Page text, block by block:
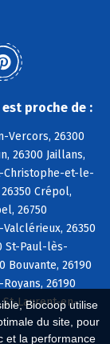
Biocoop utilise
du site, pour
et la performance
proche de :
Vercors, 26300
26300 Jaillans,
Christophe-et-le-
Crépol,
26750
26350
St-Paul-lès-
Bouvante, 26190
26190
St-Laurent-en-